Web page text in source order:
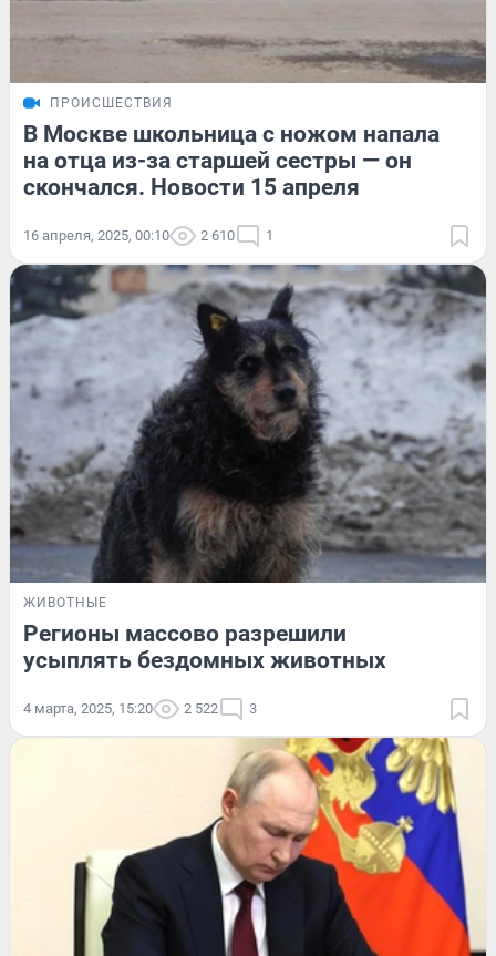
ПРОИСШЕСТВИЯ
В Москве школьница с ножом напала
на отца из-за старшей сестры — он
скончался. Новости 15 апреля
16 апреля, 2025, 00:10 2 610 1
ЖИВОТНЫЕ
Регионы массово разрешили
усыплять бездомных животных
4 марта, 2025, 15:20 2 522 3